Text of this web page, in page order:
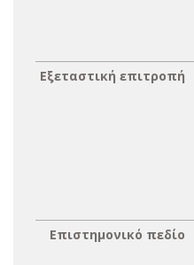
Εξεταστική επιτροπή
Επιστημονικό πεδίο